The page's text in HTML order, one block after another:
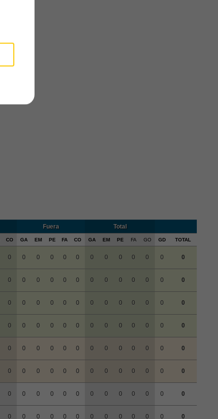
Fuera Total
CO GA EM PE FA CO GA EM PE FA GO GD TOTAL
0 0 0 0 0 0 0 0 0 0 0 0 0
0 0 0 0 0 0 0 0 0 0 0 0 0
0 0 0 0 0 0 0 0 0 0 0 0 0
0 0 0 0 0 0 0 0 0 0 0 0 0
0 0 0 0 0 0 0 0 0 0 0 0 0
0 0 0 0 0 0 0 0 0 0 0 0 0
0 0 0 0 0 0 0 0 0 0 0 0 0
0 0 0 0 0 0 0 0 0 0 0 0 0